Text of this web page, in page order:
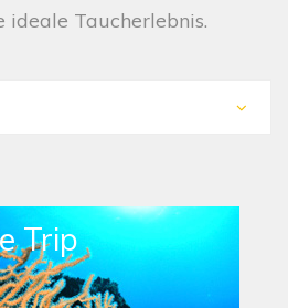
ideale Taucherlebnis.
Trip